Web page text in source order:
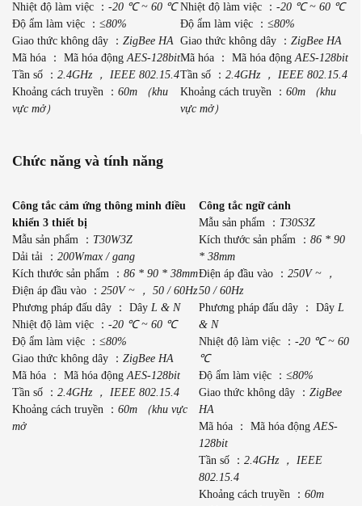
Nhiệt độ làm việc ： -20 ℃ ~ 60 ℃
Độ ẩm làm việc ： ≤80%
Giao thức không dây ： ZigBee HA
Mã hóa ： Mã hóa độngAES-128bit
Tần số ： 2.4GHz ， IEEE 802.15.4
Khoảng cách truyền ： 60m （khu
vực mở）
Nhiệt độ làm việc ： -20 ℃ ~ 60 ℃
Độ ẩm làm việc ： ≤80%
Giao thức không dây ： ZigBee HA
Mã hóa ： Mã hóa độngAES-128bit
Tần số ： 2.4GHz ， IEEE 802.15.4
Khoảng cách truyền ： 60m （khu
vực mở）
Chức năng và tính năng
Công tắc cảm ứng thông minh điều
khiển 3 thiết bị
Mẫu sản phẩm ： T30W3Z
Dải tải ： 200Wmax / gang
Kích thước sản phẩm ： 86 * 90 * 38mm
Điện áp đầu vào ： 250V ~ ， 50 / 60Hz
Phương pháp đấu dây ： Dây L & N
Nhiệt độ làm việc ： -20 ℃ ~ 60 ℃
Độ ẩm làm việc ： ≤80%
Giao thức không dây ： ZigBee HA
Mã hóa ： Mã hóa độngAES-128bit
Tần số ： 2.4GHz ， IEEE 802.15.4
Khoảng cách truyền ： 60m （khu vực
mở
Công tắc ngữ cảnh
Mẫu sản phẩm ： T30S3Z
Kích thước sản phẩm ： 86 * 90
* 38mm
Điện áp đầu vào ： 250V ~ ，
50 / 60Hz
Phương pháp đấu dây ： Dây L
& N
Nhiệt độ làm việc ： -20 ℃ ~ 60
℃
Độ ẩm làm việc ： ≤80%
Giao thức không dây ： ZigBee
HA
Mã hóa ： Mã hóa độngAES-
128bit
Tần số ： 2.4GHz ， IEEE
802.15.4
Khoảng cách truyền ： 60m